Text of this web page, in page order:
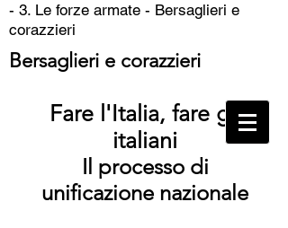
- 3. Le forze armate - Bersaglieri e
corazzieri
Bersaglieri e corazzieri
Fare l'Italia, fare gli
italiani
Il processo di
unificazione nazionale